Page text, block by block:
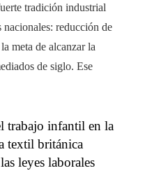
tradición industrial
nacionales: reducción de
meta de alcanzar la
de siglo. Ese
trabajo infantil en la
textil británica
leyes laborales